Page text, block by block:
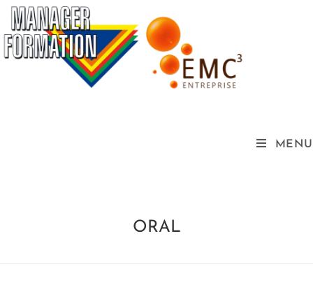
MENU
ORAL